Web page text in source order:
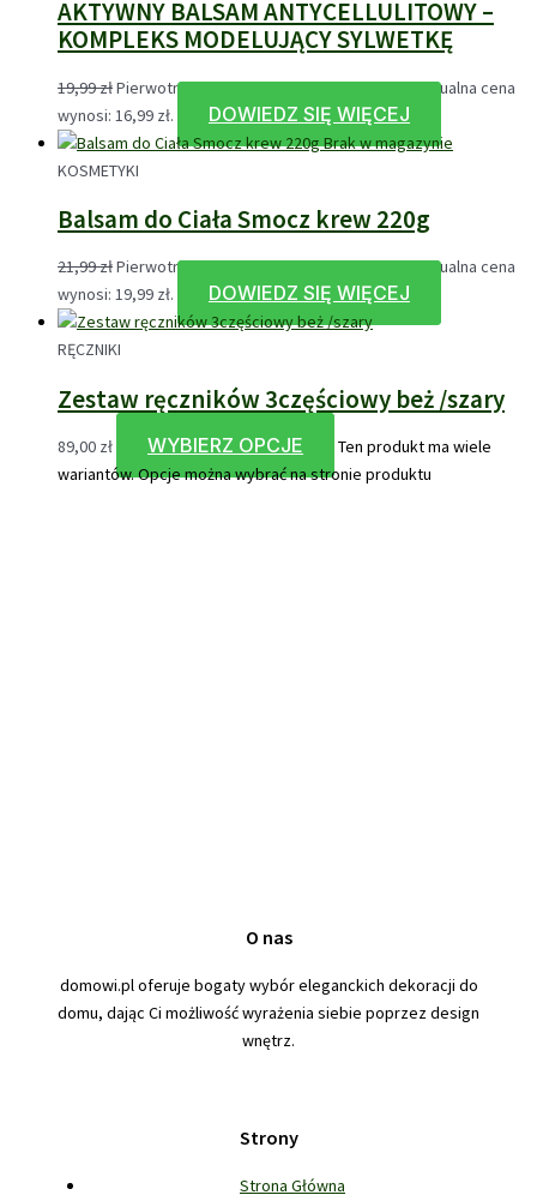
AKTYWNY BALSAM ANTYCELLULITOWY –
KOMPLEKS MODELUJĄCY SYLWETKĘ
19,99złPierwotna cena wynosiła: 19,99 zł.16,99złAktualna cena
wynosi: 16,99 zł.
DOWIEDZ SIĘ WIĘCEJ
Brak w magazynie
KOSMETYKI
Balsam do Ciała Smocz krew 220g
21,99złPierwotna cena wynosiła: 21,99 zł.19,99złAktualna cena
wynosi: 19,99 zł.
DOWIEDZ SIĘ WIĘCEJ
RĘCZNIKI
Zestaw ręczników 3częściowy beż /szary
89,00 zł WYBIERZ OPCJE
Ten produkt ma wiele
wariantów. Opcje można wybrać na stronie produktu
O nas
domowi.pl oferuje bogaty wybór eleganckich dekoracji do
domu, dając Ci możliwość wyrażenia siebie poprzez design
wnętrz.
Strony
Strona Główna